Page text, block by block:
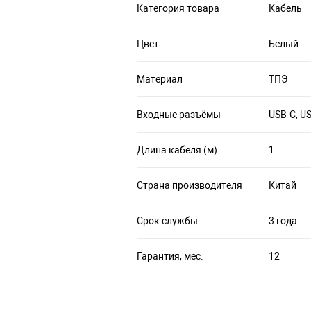
Категория товара Кабель
Цвет Белый
Материал ТПЭ
Входные разъёмы USB-C,
Длина кабеля (м) 1
Страна производителя Китай
Срок службы 3 года
Гарантия, мес. 12